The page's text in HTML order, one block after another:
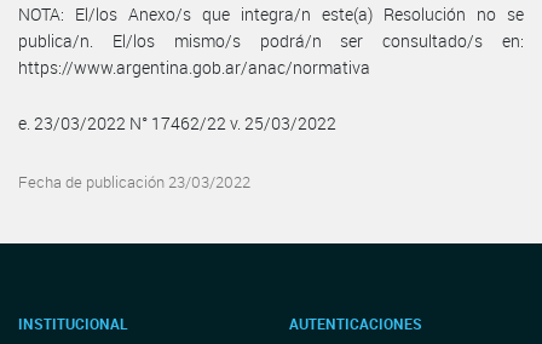
NOTA: El/los Anexo/s que integra/n este(a) Resolución no se
publica/n. El/los mismo/s podrá/n ser consultado/s en:
https://www.argentina.gob.ar/anac/normativa
e. 23/03/2022 N° 17462/22 v. 25/03/2022
Fecha de publicación 23/03/2022
INSTITUCIONAL AUTENTICACIONES